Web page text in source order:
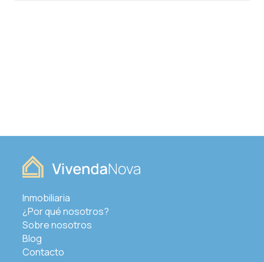
Inmobiliaria
¿Por qué nosotros?
Sobre nosotros
Blog
Contacto